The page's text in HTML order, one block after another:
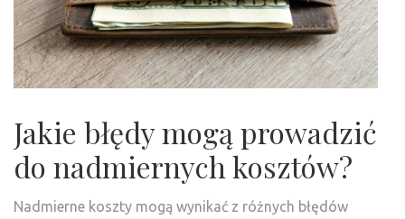
Jakie błędy mogą prowadzić
do nadmiernych kosztów?
Nadmierne koszty mogą wynikać z różnych błędów